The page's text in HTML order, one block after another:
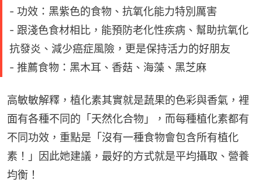
- 功效：黑紫色的食物、抗氧化能力特別厲害
- 跟淺色食材相比，能預防老化性疾病、幫助抗氧化
抗發炎、減少癌症風險，更是保持活力的好朋友
- 推薦食物：黑木耳、香菇、海藻、黑芝麻
高敏敏解釋，植化素其實就是蔬果的色彩與香氣，裡
面有各種不同的「天然化合物」，而每種植化素都有
不同功效，重點是「沒有一種食物會包含所有植化
素！」因此她建議，最好的方式就是平均攝取、營養
均衡！